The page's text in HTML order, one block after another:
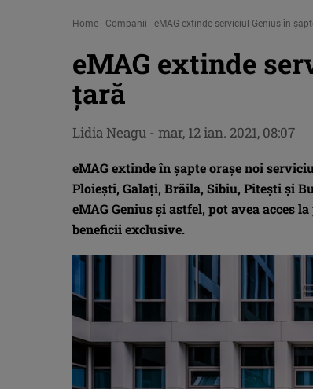
Home - Companii - eMAG extinde serviciul Genius în
eMAG extinde
țară
eMAG extinde în șapte orașe noi
Ploiești, Galați, Brăila, Sibiu, Pitești și
eMAG Genius și astfel, pot avea acces
beneficii exclusive.
Lidia Neagu - mar, 12 ian. 2021, 08:07